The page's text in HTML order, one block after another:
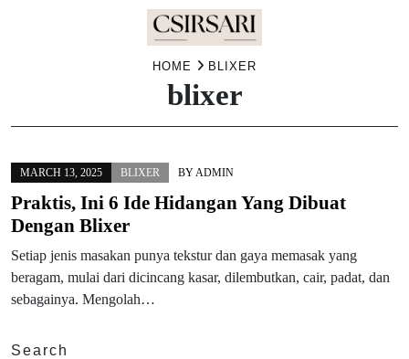
HOME BLIXER
blixer
MARCH 13, 2025 BLIXER BYADMIN
Praktis, Ini 6 Ide Hidangan Yang Dibuat
Dengan Blixer
Setiap jenis masakan punya tekstur dan gaya memasak yang
beragam, mulai dari dicincang kasar, dilembutkan, cair, padat, dan
sebagainya. Mengolah…
Search